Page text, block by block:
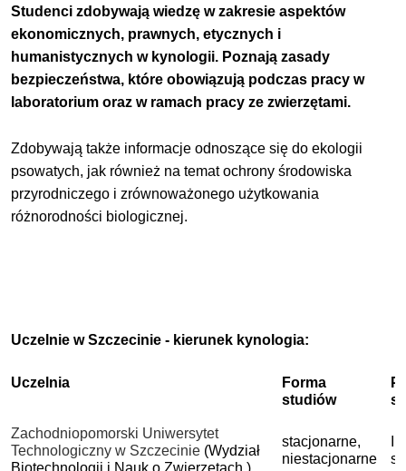
Studenci zdobywają wiedzę w zakresie aspektów
ekonomicznych, prawnych, etycznych i
humanistycznych w kynologii. Poznają zasady
bezpieczeństwa, które obowiązują podczas pracy w
laboratorium oraz w ramach pracy ze zwierzętami.
Zdobywają także informacje odnoszące się do ekologii
psowatych, jak również na temat ochrony środowiska
przyrodniczego i zrównoważonego użytkowania
różnorodności biologicznej.
Uczelnie w Szczecinie - kierunek kynologia:
Uczelnia
Forma
studiów
Zachodniopomorski Uniwersytet
Technologiczny w Szczecinie (Wydział
Biotechnologii i Nauk o Zwierzętach )
stacjonarne,
niestacjonarne